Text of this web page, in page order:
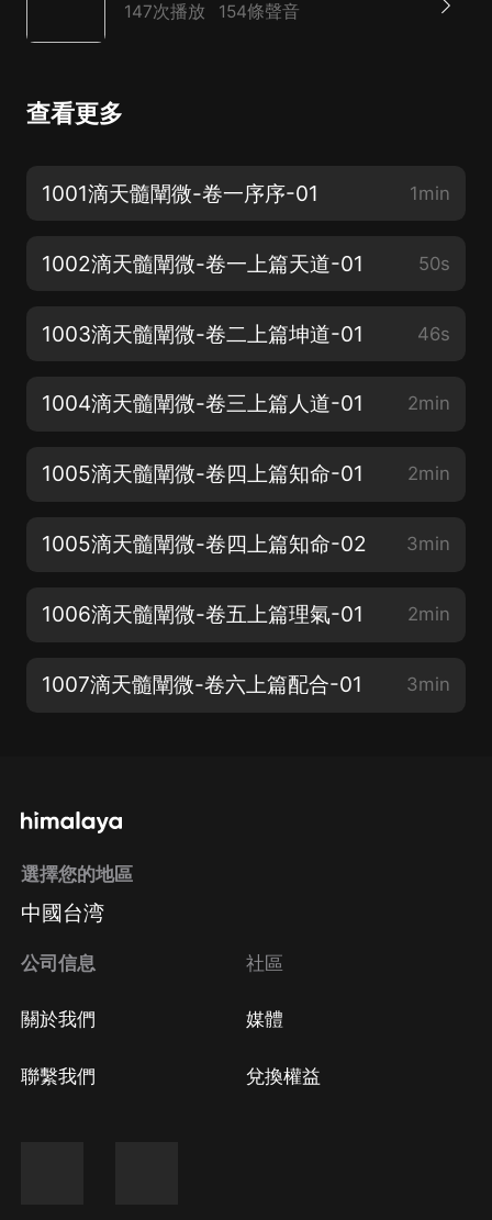
147次播放 154條聲音
查看更多
1001滴天髓闡微-卷一序序-01 1min
1002滴天髓闡微-卷一上篇天道-01 50s
1003滴天髓闡微-卷二上篇坤道-01 46s
1004滴天髓闡微-卷三上篇人道-01 2min
1005滴天髓闡微-卷四上篇知命-01 2min
1005滴天髓闡微-卷四上篇知命-02 3min
1006滴天髓闡微-卷五上篇理氣-01 2min
1007滴天髓闡微-卷六上篇配合-01 3min
選擇您的地區
中國台湾
公司信息
關於我們
聯繫我們
社區
媒體
兌換權益